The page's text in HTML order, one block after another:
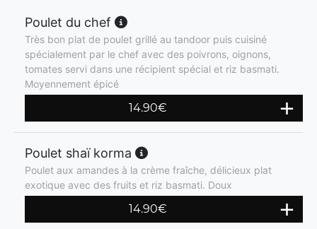
Poulet du chef
Très bon plat de poulet grillé au tandoor puis cuisiné
spécialement par le chef avec des poivrons, oignons,
tomates servi dans une récipient spécial et riz basmati.
Moyennement épicé
14.90€
Poulet shaï korma
Poulet aux amandes à la crème fraîche, délicieux plat
exotique avec des fruits et riz basmati. Doux
14.90€